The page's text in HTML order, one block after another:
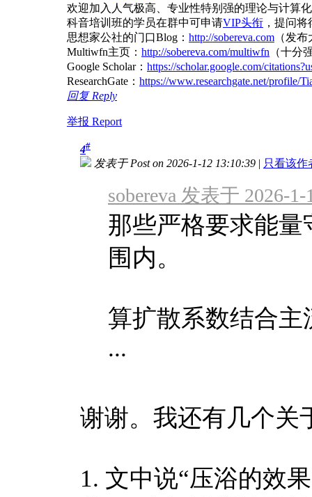
欢迎加入人气极高、专业性特别强的理论与计算
科音培训班的学员在群中可申请VIP头衔 ，提问
思想家公社的门口Blog： http://sobereva.com （发
Multiwfn主页： http://sobereva.com/multiwfn （十分
Google Scholar： https://scholar.google.com/
ResearchGate： https://www.researchgate.net/profile/
回复 Reply
举报 Report
4#
发表于 Post on 2026-1-12 13:10:39 | 只看该作
sobereva 发表于 2026-1-
那些严格要求能
围内。
算扩散系数结合
...
谢谢。我还有几个关
1. 文中说“压浴的效